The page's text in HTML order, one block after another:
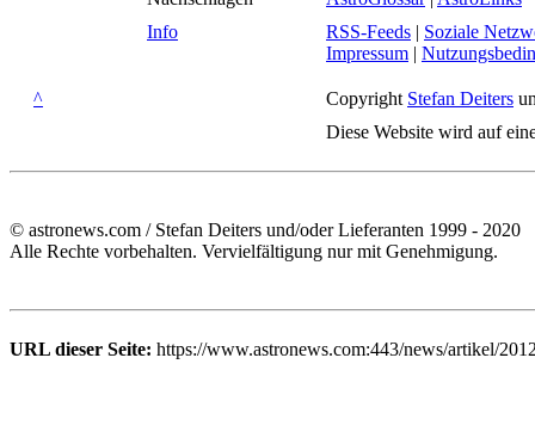
Info
RSS-Feeds | Soziale
Impressum |
^ Copyright Stefan Deiters
Diese Website wird auf
© astronews.com / Stefan Deiters und/oder Lieferanten 1999 - 2020
Alle Rechte vorbehalten. Vervielfältigung nur mit Genehmigung.
URL dieser Seite: https://www.astronews.com:443/news/artikel/